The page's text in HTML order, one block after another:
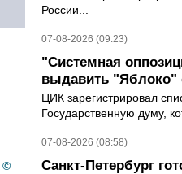
©
России...
07-08-2026 (09:23)
"Системная
выдавить "Яблоко"
ЦИК зарегистрировал
Государственную думу,
07-08-2026 (08:58)
Санкт-Петербург